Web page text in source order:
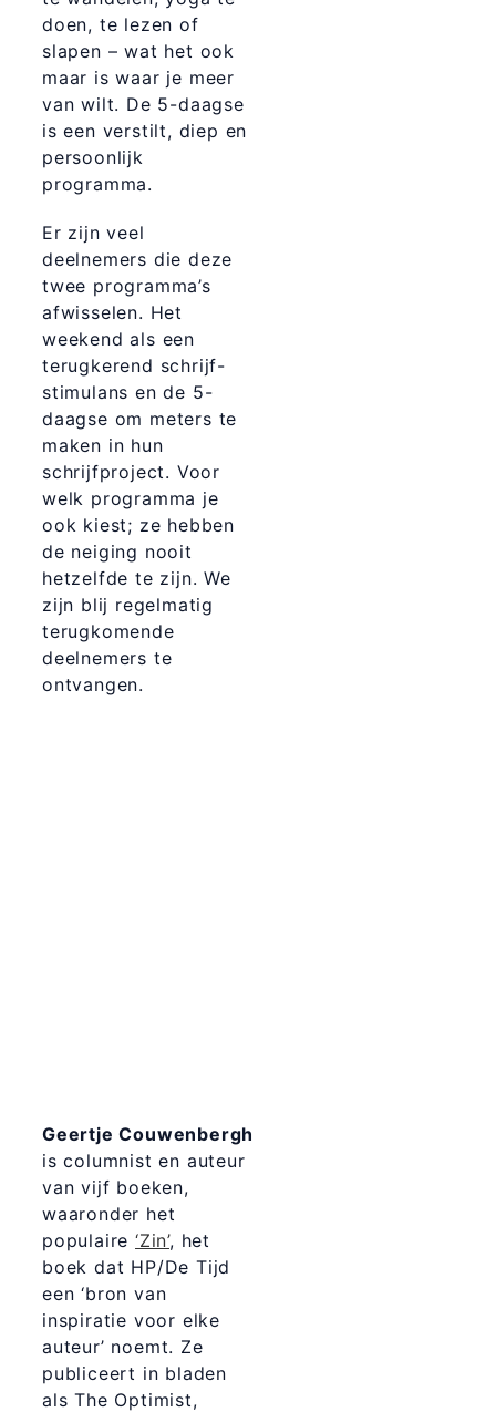
doen, te lezen of
slapen – wat het ook
maar is waar je meer
van wilt. De 5-daagse
is een verstilt, diep en
persoonlijk
programma.
Er zijn veel
deelnemers die deze
twee programma’s
afwisselen. Het
weekend als een
terugkerend schrijf-
stimulans en de 5-
daagse om meters te
maken in hun
schrijfproject. Voor
welk programma je
ook kiest; ze hebben
de neiging nooit
hetzelfde te zijn. We
zijn blij regelmatig
terugkomende
deelnemers te
ontvangen.
Geertje Couwenbergh
is columnist en auteur
van vijf boeken,
waaronder het
populaire‘Zin’, het
boek dat HP/De Tijd
een ‘bron van
inspiratie voor elke
auteur’ noemt. Ze
publiceert in bladen
als The Optimist,